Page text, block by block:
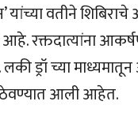
यांच्या वतीने
रक्तदात्यांना
ड्रॉ च्या
आली आहेत.